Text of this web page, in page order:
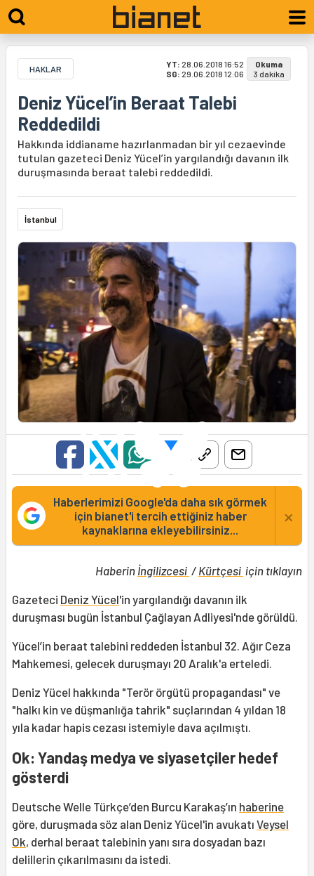
HAKLAR YT: 28.06.2018 16:52
SG: 29.06.2018 12:06
Okuma
3 dakika
Deniz Yücel’in Beraat Talebi
Reddedildi
Hakkında iddianame hazırlanmadan bir yıl cezaevinde
tutulan gazeteci Deniz Yücel’in yargılandığı davanın ilk
duruşmasında beraat talebi reddedildi.
İstanbul
Haberlerimizi Google'da daha sık görmek
için bianet'i tercih ettiğiniz haber
kaynaklarına ekleyebilirsiniz...
×
Haberin İngilizcesi / Kürtçesi için tıklayın
Gazeteci Deniz Yücel'in yargılandığı davanın ilk
duruşması bugün İstanbul Çağlayan Adliyesi'nde görüldü.
Yücel’in beraat talebini reddeden İstanbul 32. Ağır Ceza
Mahkemesi, gelecek duruşmayı 20 Aralık'a erteledi.
Deniz Yücel hakkında "Terör örgütü propagandası" ve
"halkı kin ve düşmanlığa tahrik" suçlarından 4 yıldan 18
yıla kadar hapis cezası istemiyle dava açılmıştı.
Ok: Yandaş medya ve siyasetçiler hedef
gösterdi
Deutsche Welle Türkçe’den Burcu Karakaş’ın haberine
göre, duruşmada söz alan Deniz Yücel'in avukatı Veysel
Ok, derhal beraat talebinin yanı sıra dosyadan bazı
delillerin çıkarılmasını da istedi.